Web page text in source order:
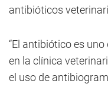
antibióticos
“El antibiótico es
en la clínica
el uso de